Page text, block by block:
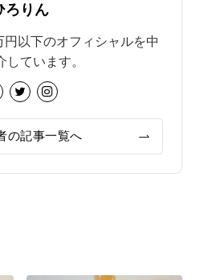
ろりん
以下のオフィシャルを中
しています。
の記事一覧へ